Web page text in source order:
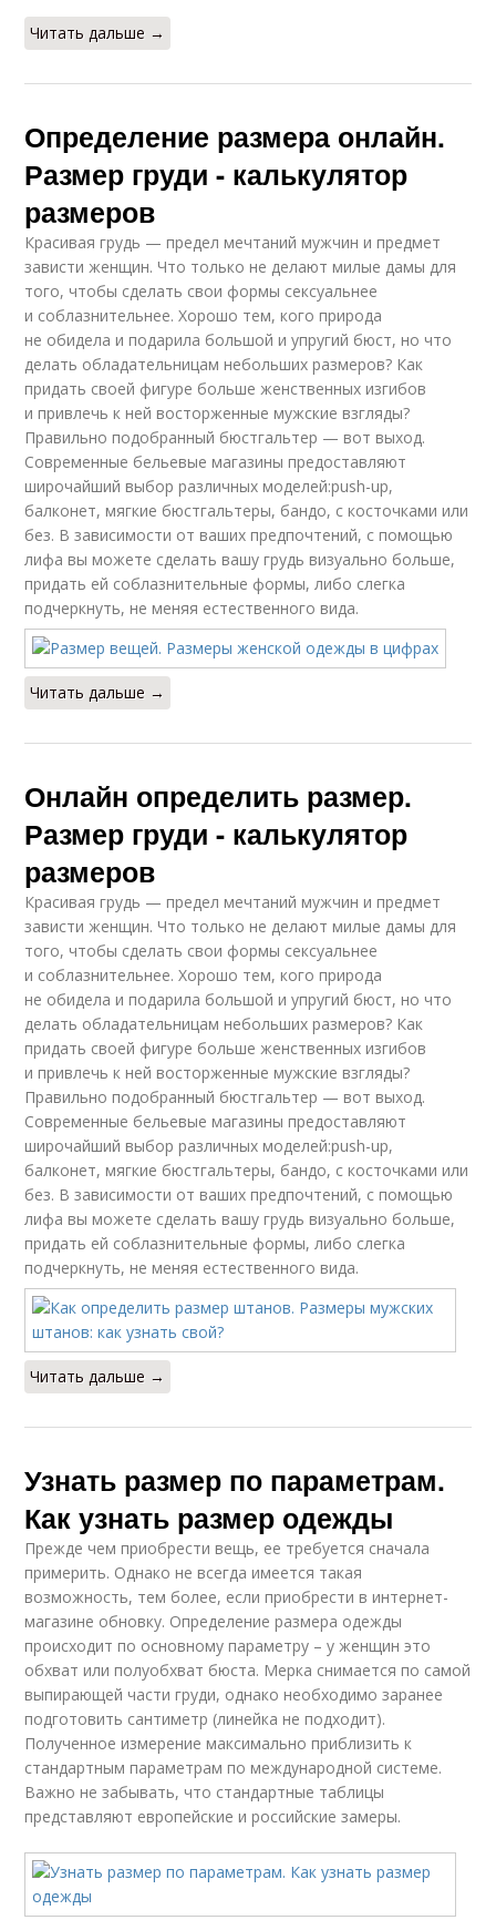
Читать дальше →
Определение размера онлайн.
Размер груди - калькулятор
размеров
Красивая грудь — предел мечтаний мужчин и предмет
зависти женщин. Что только не делают милые дамы для
того, чтобы сделать свои формы сексуальнее
и соблазнительнее. Хорошо тем, кого природа
не обидела и подарила большой и упругий бюст, но что
делать обладательницам небольших размеров? Как
придать своей фигуре больше женственных изгибов
и привлечь к ней восторженные мужские взгляды?
Правильно подобранный бюстгальтер — вот выход.
Современные бельевые магазины предоставляют
широчайший выбор различных моделей:push-up,
балконет, мягкие бюстгальтеры, бандо, с косточками или
без. В зависимости от ваших предпочтений, с помощью
лифа вы можете сделать вашу грудь визуально больше,
придать ей соблазнительные формы, либо слегка
подчеркнуть, не меняя естественного вида.
Читать дальше →
Онлайн определить размер.
Размер груди - калькулятор
размеров
Красивая грудь — предел мечтаний мужчин и предмет
зависти женщин. Что только не делают милые дамы для
того, чтобы сделать свои формы сексуальнее
и соблазнительнее. Хорошо тем, кого природа
не обидела и подарила большой и упругий бюст, но что
делать обладательницам небольших размеров? Как
придать своей фигуре больше женственных изгибов
и привлечь к ней восторженные мужские взгляды?
Правильно подобранный бюстгальтер — вот выход.
Современные бельевые магазины предоставляют
широчайший выбор различных моделей:push-up,
балконет, мягкие бюстгальтеры, бандо, с косточками или
без. В зависимости от ваших предпочтений, с помощью
лифа вы можете сделать вашу грудь визуально больше,
придать ей соблазнительные формы, либо слегка
подчеркнуть, не меняя естественного вида.
Читать дальше →
Узнать размер по параметрам.
Как узнать размер одежды
Прежде чем приобрести вещь, ее требуется сначала
примерить. Однако не всегда имеется такая
возможность, тем более, если приобрести в интернет-
магазине обновку. Определение размера одежды
происходит по основному параметру – у женщин это
обхват или полуобхват бюста. Мерка снимается по самой
выпирающей части груди, однако необходимо заранее
подготовить сантиметр (линейка не подходит).
Полученное измерение максимально приблизить к
стандартным параметрам по международной системе.
Важно не забывать, что стандартные таблицы
представляют европейские и российские замеры.